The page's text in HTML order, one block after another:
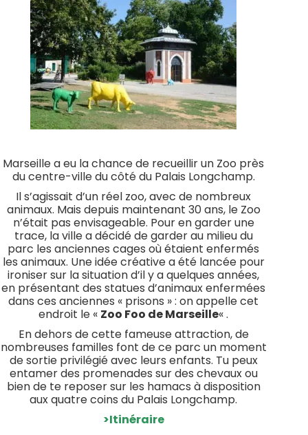
Marseille a eu la chance de recueillir un Zoo près
du centre-ville du côté du Palais Longchamp.
Il s’agissait d’un réel zoo, avec de nombreux
animaux. Mais depuis maintenant 30 ans, le Zoo
n’était pas envisageable. Pour en garder une
trace, la ville a décidé de garder au milieu du
parc les anciennes cages où étaient enfermés
les animaux. Une idée créative a été lancée pour
ironiser sur la situation d’il y a quelques années,
en présentant des statues d’animaux enfermées
dans ces anciennes « prisons » : on appelle cet
endroit le « Zoo Foo de Marseille« .
En dehors de cette fameuse attraction, de
nombreuses familles font de ce parc un moment
de sortie privilégié avec leurs enfants. Tu peux
entamer des promenades sur des chevaux ou
bien de te reposer sur les hamacs à disposition
aux quatre coins du Palais Longchamp.
>Itinéraire